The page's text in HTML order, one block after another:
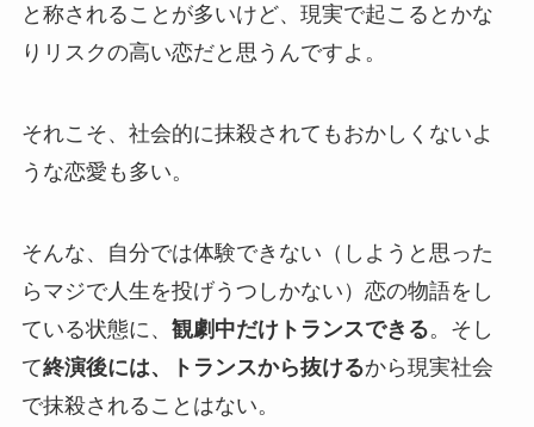
と称されることが多いけど、現実で起こるとかな
りリスクの高い恋だと思うんですよ。
それこそ、社会的に抹殺されてもおかしくないよ
うな恋愛も多い。
そんな、自分では体験できない（しようと思った
らマジで人生を投げうつしかない）恋の物語をし
ている状態に、 観劇中だけトランスできる。そし
て終演後には、トランスから抜けるから現実社会
で抹殺されることはない。